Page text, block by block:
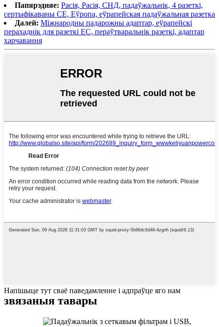
Папярэдняе: Расія, Расія, СНД, падаўжальнік, 4 разеткі,
сертыфікаваны CE, Еўропа, еўрапейская падаўжальная разетка
Далей: Міжнародны падарожны адаптар, еўрапейскі
перахаднік для разеткі ЕС, пераўтваральнік разеткі, адаптар
харчавання
Напішыце тут сваё паведамленне і адпраўце яго нам
звязаныя тавары